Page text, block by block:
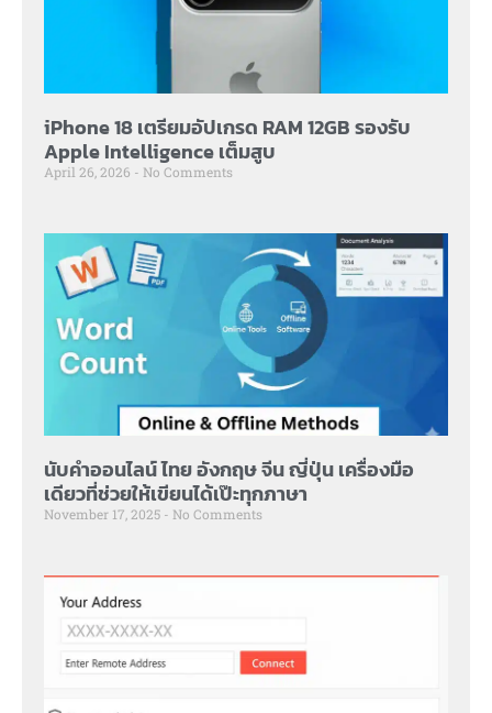
iPhone 18 เตรียมอัปเกรด RAM 12GB รองรับ
Apple Intelligence เต็มสูบ
April 26, 2026 No Comments
นับคำออนไลน์ ไทย อังกฤษ จีน ญี่ปุ่น เครื่องมือ
เดียวที่ช่วยให้เขียนได้เป๊ะทุกภาษา
November 17, 2025 No Comments